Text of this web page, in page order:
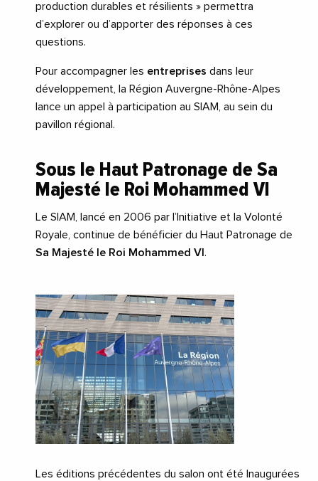
production durables et résilients » permettra
d’explorer ou d’apporter des réponses à ces
questions.
Pour accompagner les entreprises dans leur
développement, la Région Auvergne-Rhône-Alpes
lance un appel à participation au SIAM, au sein du
pavillon régional.
Sous le Haut Patronage de Sa
Majesté le Roi Mohammed VI
Le SIAM, lancé en 2006 par l’Initiative et la Volonté
Royale, continue de bénéficier du Haut Patronage de
Sa Majesté le Roi Mohammed VI .
Les éditions précédentes du salon ont été Inaugurées